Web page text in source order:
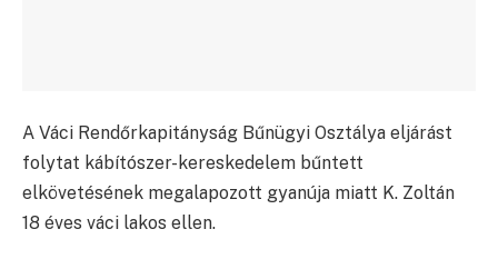
A Váci Rendőrkapitányság Bűnügyi Osztálya eljárást
folytat kábítószer-kereskedelem bűntett
elkövetésének megalapozott gyanúja miatt K. Zoltán
18 éves váci lakos ellen.